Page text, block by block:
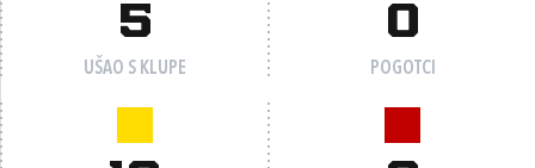
5
UŠAO S KLUPE
0
POGOTCI